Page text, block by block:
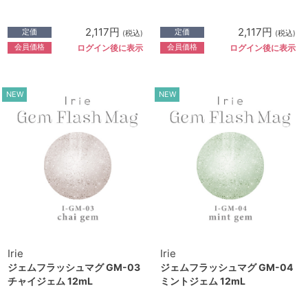
定価 2,117円 (税込)
会員価格 ログイン後に表示
定価 2,117円 (税込)
会員価格 ログイン後に表示
NEW
Irie
ジェムフラッシュマグ GM-03
チャイジェム 12mL
NEW
Irie
ジェムフラッシュマグ GM-04
ミントジェム 12mL